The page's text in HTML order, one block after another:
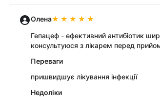
Олена
Гепацеф - ефективний антибіотик
консультуюся з лікарем перед
Переваги
пришвидшує лікування інфекції
Недоліки